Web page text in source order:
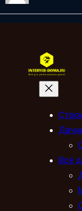
Всё